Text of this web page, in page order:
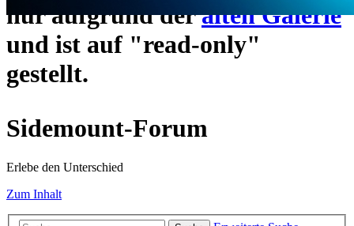
nur aufgrund deralten Galerie
und ist auf "read-only"
gestellt.
Sidemount-Forum
Erlebe den Unterschied
Zum Inhalt